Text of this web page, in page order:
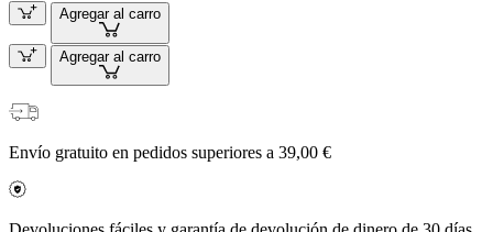
Agregar al carro
Agregar al carro
Envío gratuito en pedidos superiores a 39,00 €